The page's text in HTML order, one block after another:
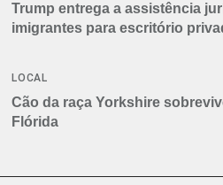
Trump entrega a assistência
imigrantes para escritório
LOCAL
Cão da raça Yorkshire
Flórida